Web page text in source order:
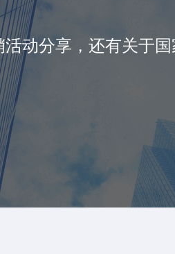
动分享，还有关于